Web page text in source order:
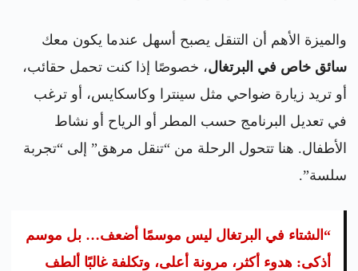
والميزة الأهم أن التنقل يصبح أسهل عندما يكون معك
سائق خاص في البرتغال، خصوصًا إذا كنت تحمل حقائب،
أو تريد زيارة ضواحي مثل سينترا وكاسكايس، أو ترغب
في تعديل البرنامج حسب المطر أو الرياح أو نشاط
الأطفال. هنا تتحول الرحلة من “تنقل مرهق” إلى “تجربة
سلسة”.
“الشتاء في البرتغال ليس موسمًا أضعف… بل موسم
أذكى: هدوء أكثر، مرونة أعلى، وتكلفة غالبًا ألطف